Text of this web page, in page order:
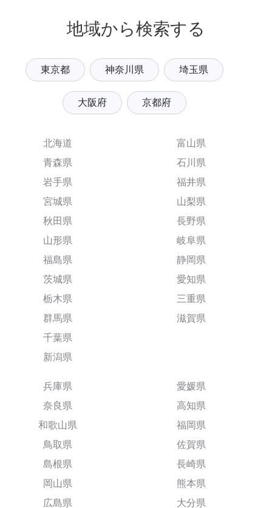
地域から検索する
東京都 神奈川県 埼玉県
大阪府 京都府
北海道
青森県
岩手県
宮城県
秋田県
山形県
福島県
茨城県
栃木県
群馬県
千葉県
新潟県
富山県
石川県
福井県
山梨県
長野県
岐阜県
静岡県
愛知県
三重県
滋賀県
兵庫県
奈良県
和歌山県
鳥取県
島根県
岡山県
広島県
愛媛県
高知県
福岡県
佐賀県
長崎県
熊本県
大分県